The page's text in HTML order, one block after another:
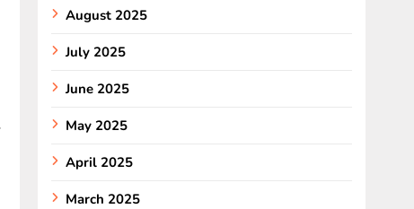
August 2025
July 2025
June 2025
May 2025
April 2025
March 2025